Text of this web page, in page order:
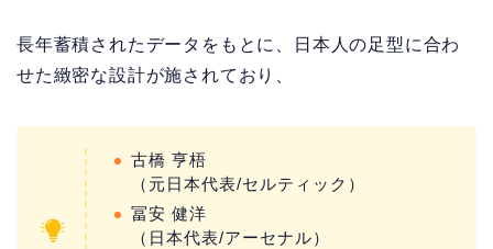
長年蓄積されたデータをもとに、日本人の足型に合わ
せた緻密な設計が施されており、
古橋 亨梧
（元日本代表/セルティック）
冨安 健洋
（日本代表/アーセナル）